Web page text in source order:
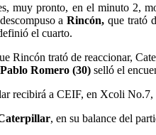
muy pronto, en el minuto 2,
aRincón,que trató
el cuarto.
Rincón trató de reaccionar,
Romero (30) selló el
recibirá a CEIF, en Xcoli
, en su balance del